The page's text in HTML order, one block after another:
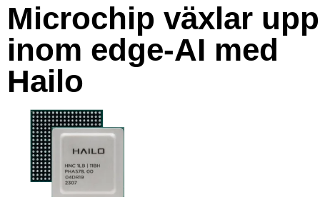
Microchip växlar upp
inom edge-AI med
Hailo